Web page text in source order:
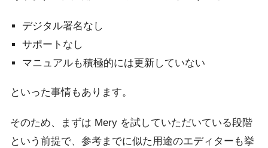
デジタル署名なし
サポートなし
マニュアルも積極的には更新していない
といった事情もあります。
そのため、まずは Mery を試していただいている段階
という前提で、参考までに似た用途のエディターも挙